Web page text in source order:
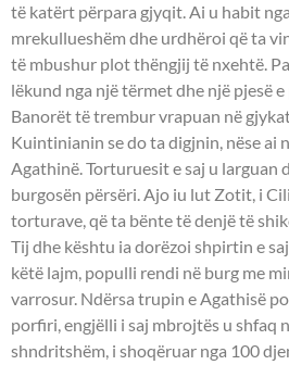
të katërt përpara gjyqit. Ai u habit
mrekullueshëm dhe urdhëroi që ta
të mbushur plot thëngjij të nxehtë.
lëkund nga një tërmet dhe një pjesë
Banorët të trembur vrapuan në
Kuintinianin se do ta digjnin, nëse ai
Agathinë. Torturuesit e saj u larguan
burgosën përsëri. Ajo iu lut Zotit, i
torturave, që ta bënte të denjë të
Tij dhe kështu ia dorëzoi shpirtin e
këtë lajm, populli rendi në burg me
varrosur. Ndërsa trupin e Agathisë
porfiri, engjëlli i saj mbrojtës u shfaq
shndritshëm, i shoqëruar nga 100